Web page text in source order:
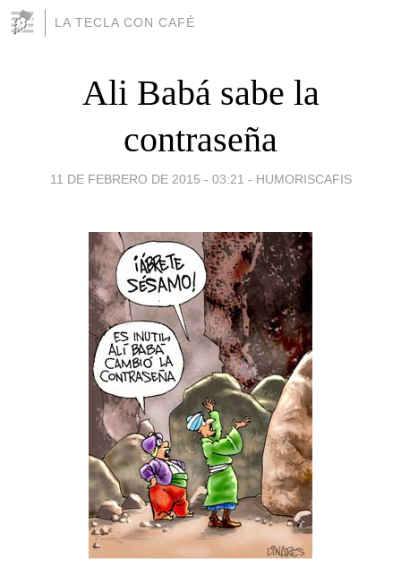
LA TECLA CON CAFÉ
Ali Babá sabe la
contraseña
11 DE FEBRERO DE 2015 - 03:21 - HUMORISCAFIS